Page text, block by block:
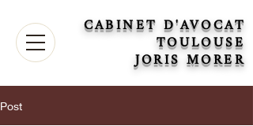
CABINET D'AVOCAT
TOULOUSE
JORIS MORER
Post